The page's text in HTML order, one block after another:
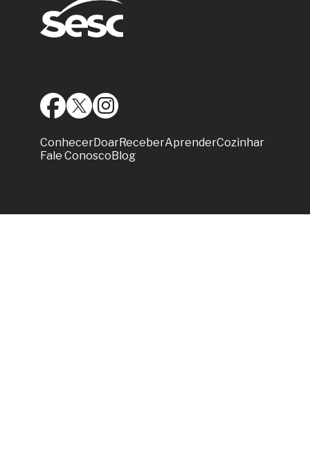
ConhecerDoarReceberAprenderCozinhar
Fale Conosco Blog